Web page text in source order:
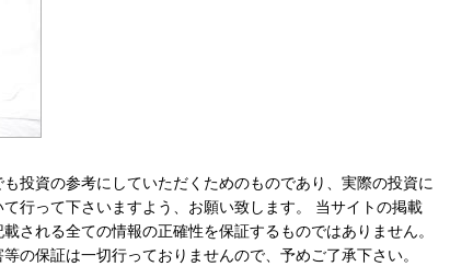
投資の参考にしていただくためのものであり、実際の投資に
行って下さいますよう、お願い致します。 当サイトの掲載
される全ての情報の正確性を保証するものではありません。
の保証は一切行っておりませんので、予めご了承下さい。